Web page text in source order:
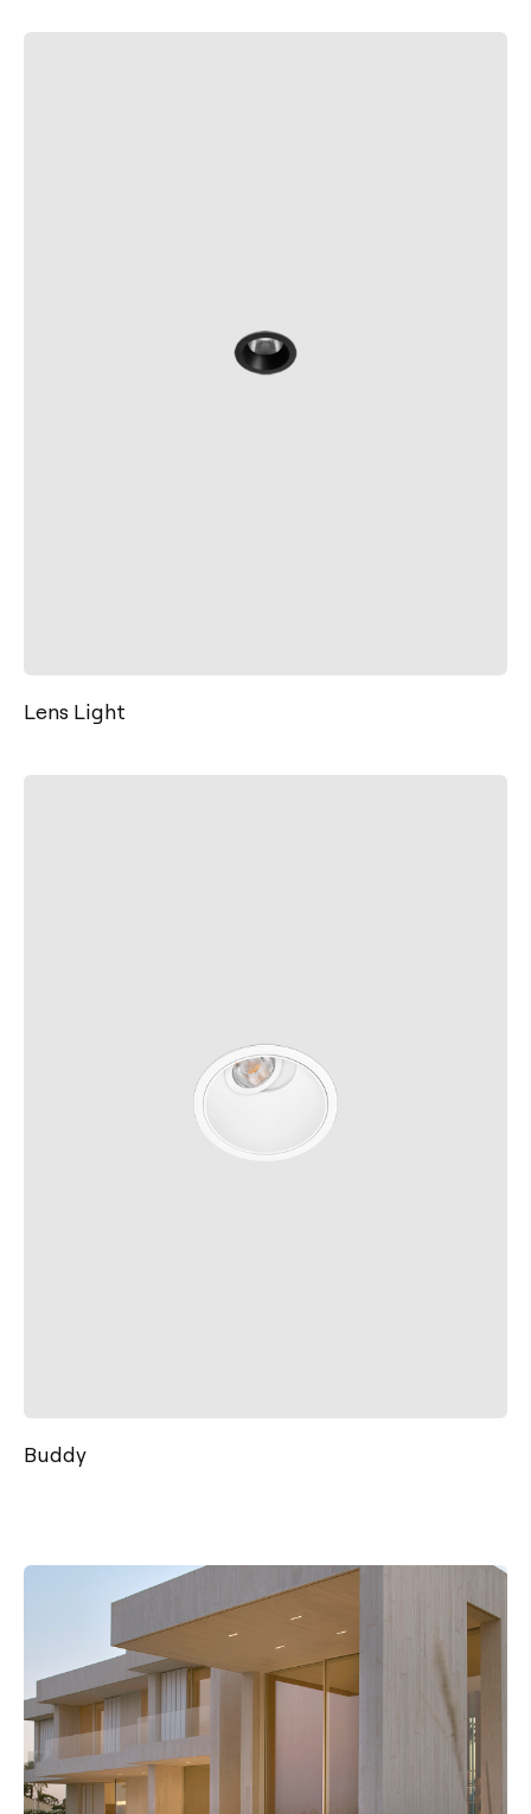
Lens Light
Buddy